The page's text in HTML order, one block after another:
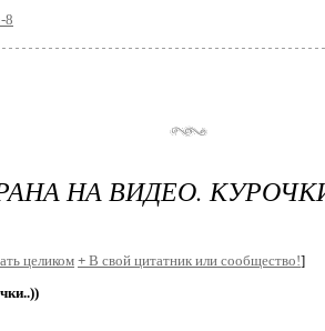
8
НА ВИДЕО.
целиком+ В свой цитатник или сообщество!]